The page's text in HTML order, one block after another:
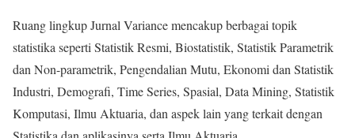
Ruang lingkup Jurnal Variance mencakup berbagai topik
statistika seperti Statistik Resmi, Biostatistik, Statistik Parametrik
dan Non-parametrik, Pengendalian Mutu, Ekonomi dan Statistik
Industri, Demografi, Time Series, Spasial, Data Mining, Statistik
Komputasi, Ilmu Aktuaria, dan aspek lain yang terkait dengan